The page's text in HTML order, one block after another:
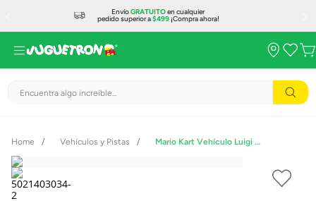
EnvíoGRATUITOen cualquier
pedido superior a$499¡Compra ahora!
Encuentra algo increíble...
Vehículos y Pistas Mario Kart Vehículo Luigi Kart